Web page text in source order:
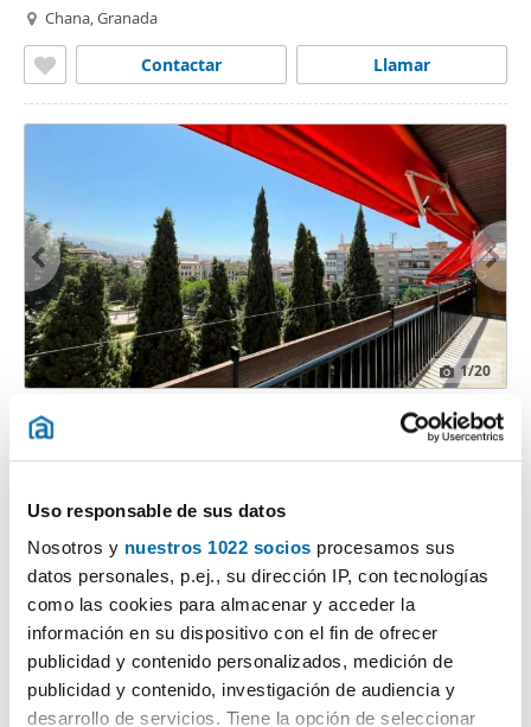
Uso responsable de sus datos
Nosotros y nuestros 1022 socios procesamos sus
datos personales, p.ej., su dirección IP, con tecnologías
como las cookies para almacenar y acceder la
información en su dispositivo con el fin de ofrecer
publicidad y contenido personalizados, medición de
publicidad y contenido, investigación de audiencia y
desarrollo de servicios. Tiene la opción de seleccionar
Chana, Granada
Llamar
Contactar
1/20
1.500€ DESTACADO